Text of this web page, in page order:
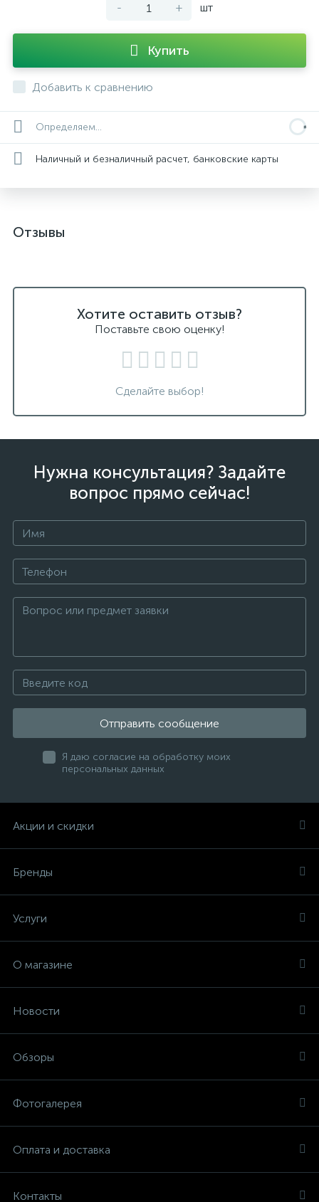
- + шт
Купить
Добавить к сравнению
Определяем...
Наличный и безналичный расчет, банковские карты
Отзывы
Хотите оставить отзыв?
Поставьте свою оценку!
Сделайте выбор!
Нужна консультация? Задайте
вопрос прямо сейчас!
Отправить сообщение
Я даю согласие на обработку моих
персональных данных
Акции и скидки
Бренды
Услуги
О магазине
Новости
Обзоры
Фотогалерея
Оплата и доставка
Контакты